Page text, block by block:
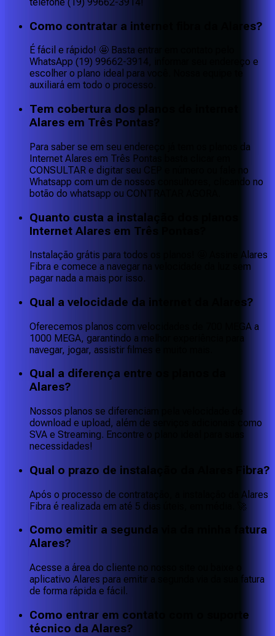
Como contratar a internet fibra da Alares?
É fácil e rápido! 🤩 Basta entrar em contato pelo
WhatsApp (19) 99662-3914, informar seu endereço e
escolher o plano ideal para você. Nossa equipe te
auxiliará em todo o processo.
Tem cobertura dos planos de internet
Alares em Três Pontas?
Para saber se em seu endereço já tem os planos da
Internet Alares em Três Pontas basta clicar em
CONSULTAR e digitar seu CEP e número ou fale no
Whatsapp com um de nossos consultores, clicando no
botão do whatsapp ou CONTRATAR AGORA.
Quanto custa a instalação dos planos
Internet Alares em Três Pontas?
Instalação grátis para todos os planos! 🤩 Assine Alares
Fibra e comece a navegar na velocidade da luz sem
pagar nada a mais por isso.
Qual a velocidade da internet da Alares?
Oferecemos planos com velocidades de 700 MEGA a
1000 MEGA, garantindo a melhor experiência para
navegar, jogar, assistir filmes e muito mais.
Qual a diferença entre os planos da
Alares?
Nossos planos se diferenciam pela velocidade de
download e upload, além de serviços adicionais como
SVA e Streaming. Encontre o plano ideal para suas
necessidades!
Qual o prazo de instalação da Alares Fibra?
Após o processo de contratação, a instalação da Alares
Fibra é realizada em até 5 dias úteis, em média. 🚀
Como emitir a segunda via da minha fatura
Alares?
Acesse a área do cliente no nosso site ou baixe o
aplicativo Alares para emitir a segunda via da sua fatura
de forma rápida e fácil.
Como entrar em contato com o suporte
técnico da Alares?